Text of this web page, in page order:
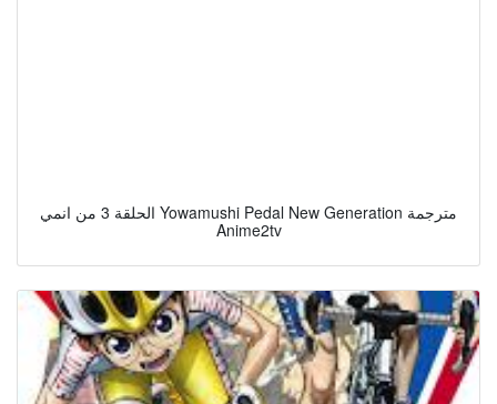
الحلقة 3 من انمي Yowamushi Pedal New Generation مترجمة
Anime2tv